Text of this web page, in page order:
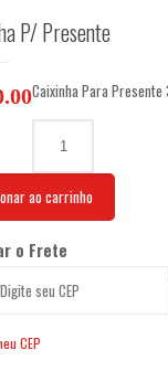
P/ Presente
Caixinha Para Presente
Presente
quantidade
ao carrinho
o Frete
CEP